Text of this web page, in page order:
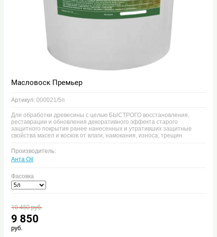
Масловоск Премьер
Артикул: 000021/5п
Для обработки древесины с целью БЫСТРОГО восстановления,
реставрации и обновления декоративного эффекта старого
защитного покрытия ранее нанесенных и утративших защитные
свойства масел и восков от влаги, намокания, износа, трещин.
Производитель:
Анта Oil
Фасовка
10 450руб.
9 850
руб.